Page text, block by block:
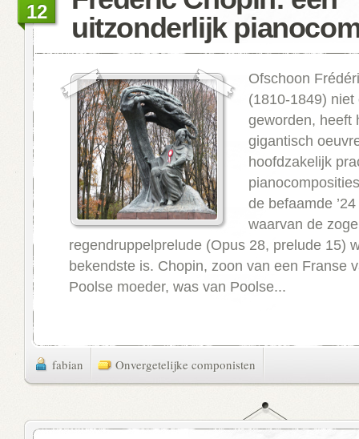
uitzonderlijk
12
Ofschoon
(1810-1849) niet
geworden, heeft
gigantisch
hoofdzakelijk
de befaamde ’24
waarvan de
regendruppelprelude (Opus 28, prelude 15)
bekendste is. Chopin, zoon van een Franse
Poolse moeder, was van Poolse...
fabian Onvergetelijke componisten